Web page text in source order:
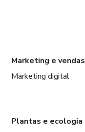
Marketing e vendas
Marketing digital
Plantas e ecologia